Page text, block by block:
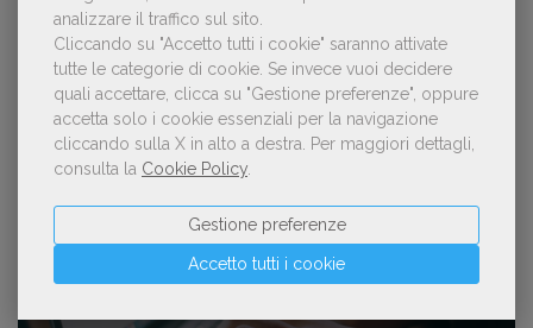
analizzare il traffico sul sito.
Cliccando su "Accetto tutti i cookie" saranno attivate
tutte le categorie di cookie. Se invece vuoi decidere
quali accettare, clicca su "Gestione preferenze", oppure
accetta solo i cookie essenziali per la navigazione
cliccando sulla X in alto a destra.
Per maggiori dettagli,
consulta la Cookie Policy
Accetto tutti i cookie
Gestione preferenze
Lavoro: 7 posizioni aperte e 9 stage in
editoria